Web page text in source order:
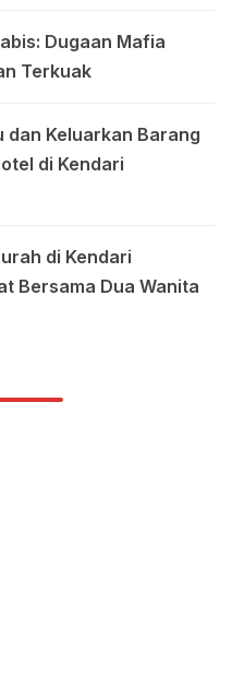
Dugaan Mafia
Terkuak
dan Keluarkan Barang
di Kendari
di Kendari
Bersama Dua Wanita